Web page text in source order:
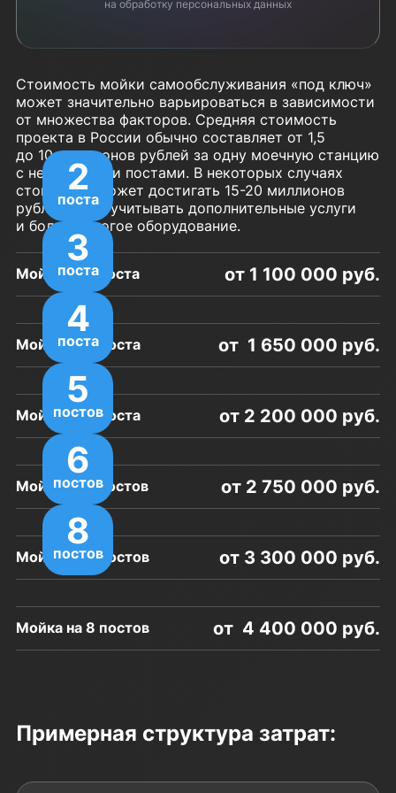
на обработку персональных данных
Стоимость мойки самообслуживания «под ключ»
может значительно варьироваться в зависимости
от множества факторов. Средняя стоимость
проекта в России обычно составляет от 1,5
до 10 миллионов рублей за одну моечную станцию
с несколькими постами. В некоторых случаях
стоимость может достигать 15-20 миллионов
рублей, если учитывать дополнительные услуги
и более дорогое оборудование.
2
поста
Мойка на 2 поста от 1 100 000 руб.
3
поста
Мойка на 3 поста от 1 650 000 руб.
4
поста
Мойка на 4 поста от 2 200 000 руб.
5
постов
Мойка на 5 постов от 2 750 000 руб.
6
постов
Мойка на 6 постов от 3 300 000 руб.
8
постов
Мойка на 8 постов от 4 400 000 руб.
Примерная структура затрат: